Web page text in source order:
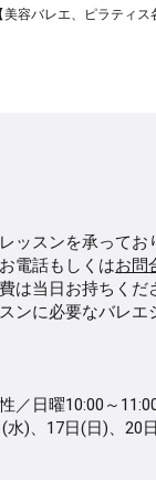
容バレエ、ピラティス
ッスンを承ってお
電話もしくはお問
は当日お持ちくだ
ンに必要なバレ
／日曜10:00～
)、17日(日)、20